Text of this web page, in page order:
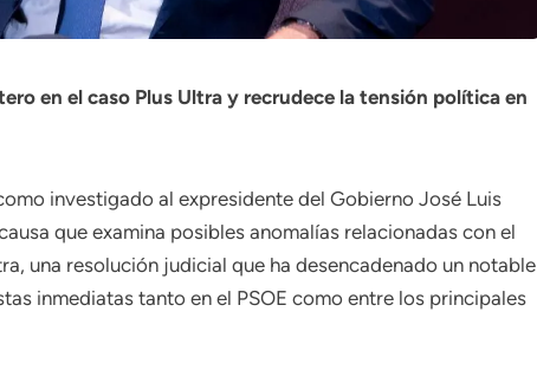
en el caso Plus Ultra y recrudece la tensión política en
investigado al expresidente del Gobierno José Luis
que examina posibles anomalías relacionadas con el
una resolución judicial que ha desencadenado un notable
inmediatas tanto en el PSOE como entre los principales